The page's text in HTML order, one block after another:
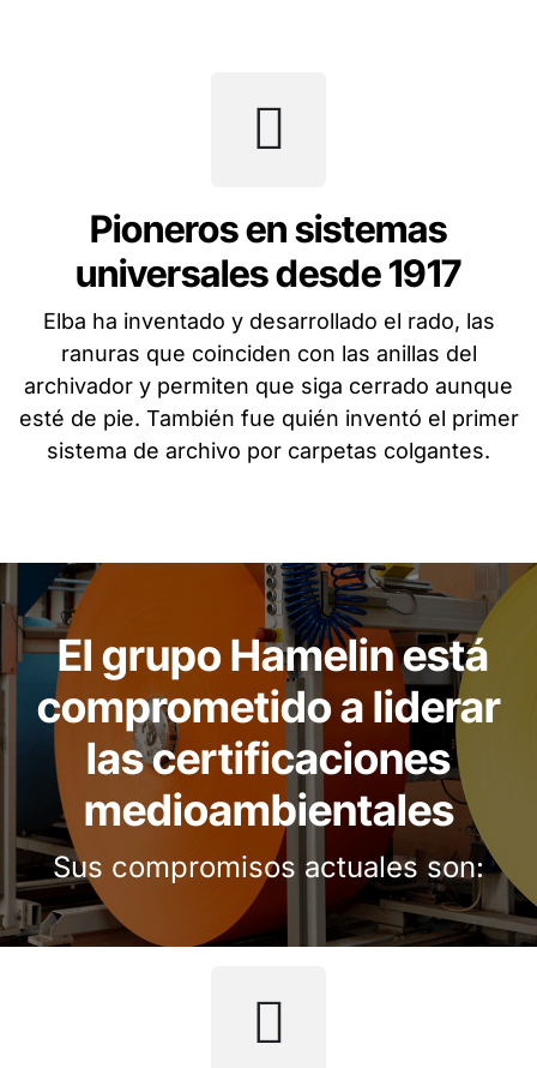
Pioneros en sistemas
universales desde 1917
Elba ha inventado y desarrollado el rado, las
ranuras que coinciden con las anillas del
archivador y permiten que siga cerrado aunque
esté de pie. También fue quién inventó el primer
sistema de archivo por carpetas colgantes.
El grupo Hamelin está
comprometido a liderar
las certificaciones
medioambientales
Sus compromisos actuales son: